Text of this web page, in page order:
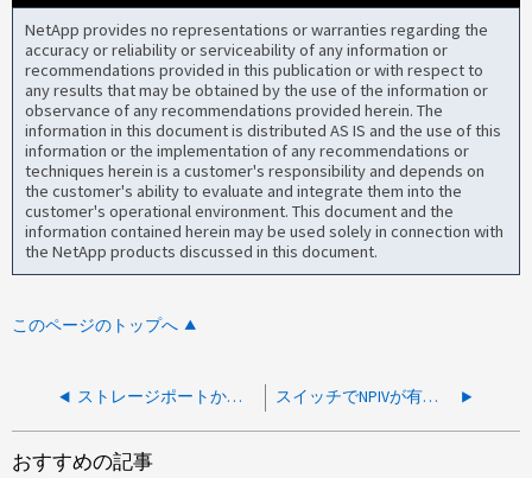
NetApp provides no representations or warranties regarding the
accuracy or reliability or serviceability of any information or
recommendations provided in this publication or with respect to
any results that may be obtained by the use of the information or
observance of any recommendations provided herein. The
information in this document is distributed AS IS and the use of this
information or the implementation of any recommendations or
techniques herein is a customer's responsibility and depends on
the customer's ability to evaluate and integrate them into the
customer's operational environment. This document and the
information contained herein may be used solely in connection with
the NetApp products discussed in this document.
このページのトップへ
ストレージポートから NS224 シェルフへの接続が停止しています スイッチでNPIVが有効になっているストレージポートが表示されませんでした
おすすめの記事